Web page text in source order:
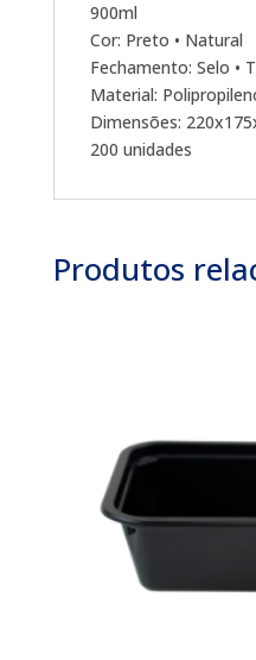
900ml
Cor: Preto • Natural
Fechamento: Selo •
Material:
Dimensões:
200 unidades
Produtos